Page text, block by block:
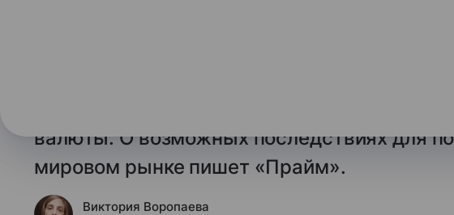
Объявление о предстоящем запуске
БРИКС совпало с недавними заявлениями
китайских властей о перспективах юаня в
валюты. О возможных последствиях для
мировом рынке пишет «Прайм».
Виктория Воропаева